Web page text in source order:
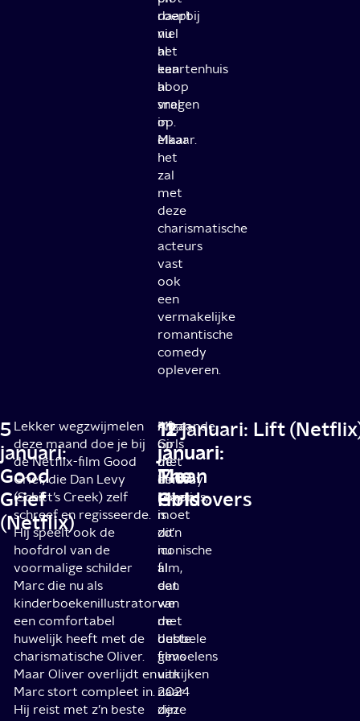
daarbij
viel
het
kaartenhuis
al
snel
in
elkaar.
roept
nu
al
een
hoop
vragen
op.
Maar
het
zal
met
deze
charismatische
acteurs
vast
ook
een
vermakelijke
romantische
comedy
opleveren.
5
januari:
Good
Grief
(Netflix)
Lekker wegzwijmelen
deze maand doe je bij
de Netflix-film Good
Grief, die Dan Levy
(Schitt’s Creek) zelf
schreef en regisseerde.
Hij speelt ook de
hoofdrol van de
voormalige schilder
Marc die nu als
kinderboekenillustrator
een comfortabel
huwelijk heeft met de
charismatische Oliver.
Maar Oliver overlijdt en
Marc stort compleet in.
Hij reist met z’n beste
11
januari:
Mean
Girls
Mean
Girls
met
Lindsay
Lohan
is
zo’n
iconische
film,
dat
we
met
dubbele
gevoelens
uitkijken
naar
deze
11
januari:
The
Holdovers
Afgaande
op
de
eerste
reacties,
moet
dit
nu
al
een
van
de
beste
films
van
2024
zijn.
12 januari: Lift